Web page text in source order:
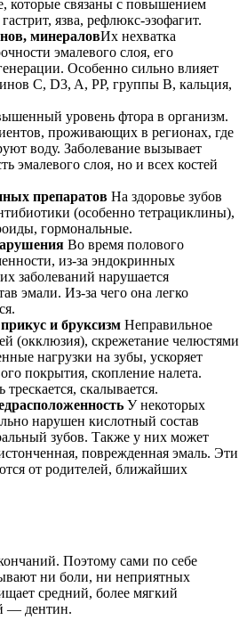
которые связаны с повышением
язва, рефлюкс-эзофагит.
минераловИх нехватка
эмалевого слоя, его
Особенно сильно влияет
C, D3, A, PP, группы B, кальция,
уровень фтора в организм.
проживающих в регионах, где
воду. Заболевание вызывает
эмалевого слоя, но и всех костей
препаратов На здоровье зубов
(особенно тетрациклины),
гормональные.
Во время полового
из-за эндокринных
заболеваний нарушается
эмали. Из-за чего она легко
и бруксизм Неправильное
(окклюзия), скрежетание челюстями
нагрузки на зубы, ускоряет
покрытия, скопление налета.
трескается, скалывается.
У некоторых
нарушен кислотный состав
зубов. Также у них может
поврежденная эмаль. Эти
от родителей, ближайших
Поэтому сами по себе
ни боли, ни неприятных
средний, более мягкий
— дентин.